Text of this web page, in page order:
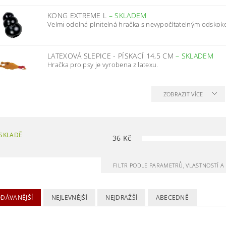
KONG EXTREME L –SKLADEM
Velmi odolná plnitelná hračka s nevypočítatelným
LATEXOVÁ SLEPICE - PÍSKACÍ 14,5 CM– SKLADEM
Hračka pro psy je vyrobena z latexu.
ZOBRAZIT VÍCE
36 Kč
FILTR PODLE PARAMETRŮ, VLASTNOSTÍ
NEJLEVNĚJŠÍ NEJDRAŽŠÍ ABECEDNĚ